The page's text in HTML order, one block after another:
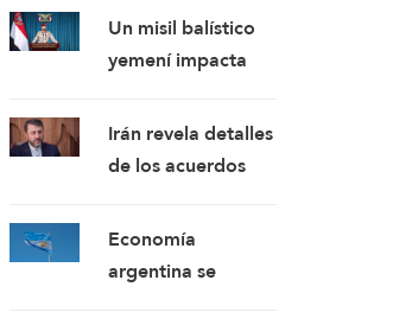
invencible a pesar
de los desafíos
económicos y de
Un misil balístico
yemení impacta
petrolero saudí,
obligándolo a
Irán revela detalles
de los acuerdos
Omán y confirma:
Los mensajes
estadounidenses
Economía
argentina se